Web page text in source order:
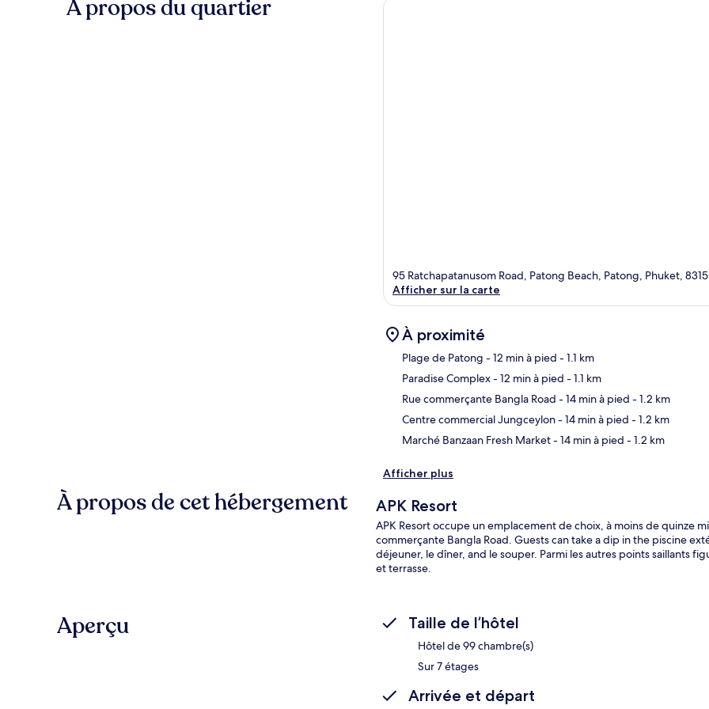
À propos du quartier
95 Ratchapatanusom Road, Patong Beach, Patong, Phuket,
Afficher sur la carte
À proximité
Plage de Patong - 12 min à pied - 1.1 km
Paradise Complex- 12 min à pied - 1.1 km
Rue commerçante Bangla Road - 14 min à pied - 1.2 km
Centre commercial Jungceylon- 14 min à pied - 1.2 km
Marché Banzaan Fresh Market- 14 min à pied - 1.2 km
Afficher plus
À propos de cet hébergement APK Resort
APK Resort occupe un emplacement de choix, à moins de quinze
commerçante Bangla Road. Guests can take a dip in the piscine
déjeuner, le dîner, and le souper. Parmi les autres points saillants
et terrasse.
Aperçu Taille de l’hôtel
Hôtel de 99 chambre(s)
Sur 7 étages
Arrivée et départ